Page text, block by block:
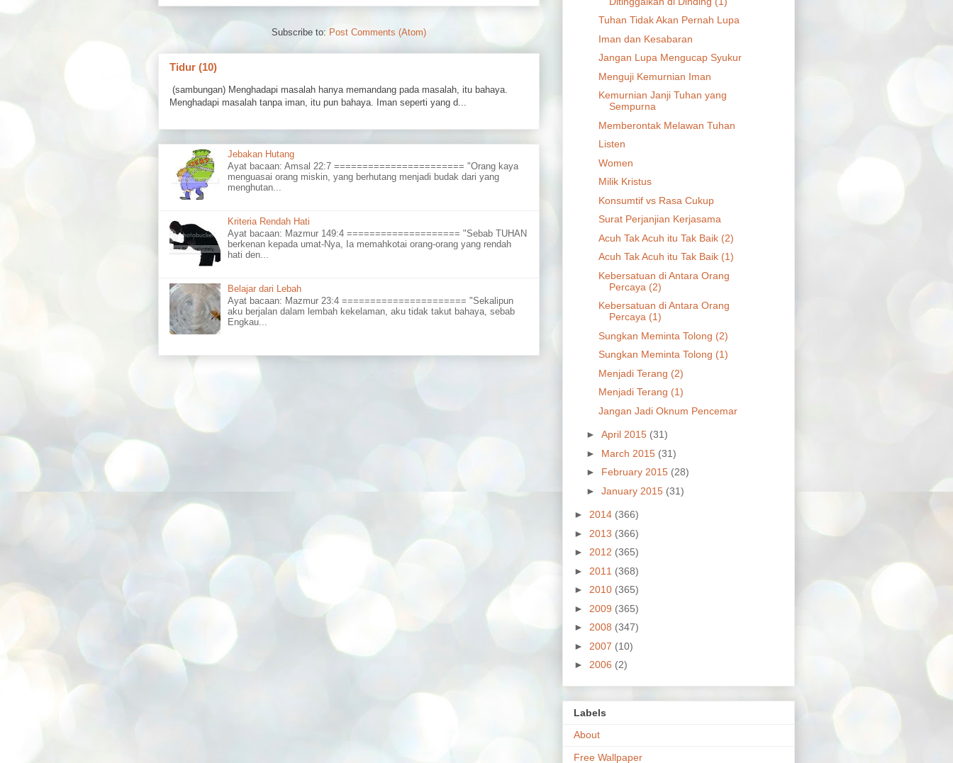
Subscribe to: Post Comments (Atom)
Tidur (10)
(sambungan) Menghadapi masalah hanya memandang pada masalah, itu bahaya.
Menghadapi masalah tanpa iman, itu pun bahaya. Iman seperti yang d...
Jebakan Hutang
Ayat bacaan: Amsal 22:7 ======================= "Orang kaya
menguasai orang miskin, yang berhutang menjadi budak dari yang
menghutan...
Kriteria Rendah Hati
Ayat bacaan: Mazmur 149:4 ==================== "Sebab TUHAN
berkenan kepada umat-Nya, Ia memahkotai orang-orang yang rendah
hati den...
Belajar dari Lebah
Ayat bacaan: Mazmur 23:4 ====================== "Sekalipun
aku berjalan dalam lembah kekelaman, aku tidak takut bahaya, sebab
Engkau...
Tuhan Tidak Akan Pernah Lupa
Iman dan Kesabaran
Jangan Lupa Mengucap Syukur
Menguji Kemurnian Iman
Kemurnian Janji Tuhan yang
Sempurna
Memberontak Melawan Tuhan
Listen
Women
Milik Kristus
Konsumtif vs Rasa Cukup
Surat Perjanjian Kerjasama
Acuh Tak Acuh itu Tak Baik (2)
Acuh Tak Acuh itu Tak Baik (1)
Kebersatuan di Antara Orang
Percaya (2)
Kebersatuan di Antara Orang
Percaya (1)
Sungkan Meminta Tolong (2)
Sungkan Meminta Tolong (1)
Menjadi Terang (2)
Menjadi Terang (1)
Jangan Jadi Oknum Pencemar
► April 2015 (31)
► March 2015 (31)
► February 2015 (28)
► January 2015 (31)
► 2014 (366)
► 2013 (366)
► 2012 (365)
► 2011 (368)
► 2010 (365)
► 2009 (365)
► 2008 (347)
► 2007 (10)
► 2006 (2)
Labels
About
Free Wallpaper